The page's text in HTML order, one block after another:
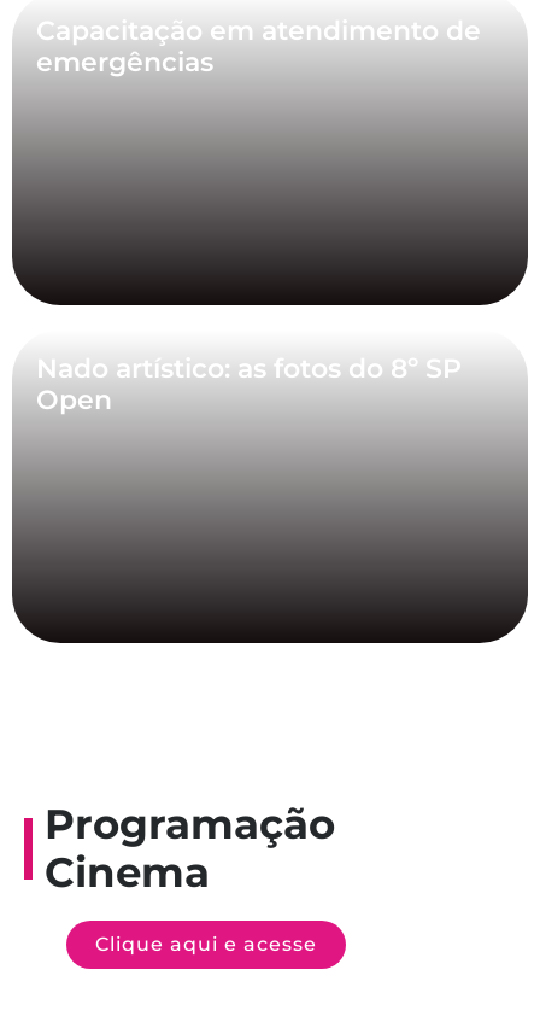
Capacitação em atendimento de
emergências
Nado artístico: as fotos do 8º SP
Open
Programação
Cinema
Clique aqui e acesse